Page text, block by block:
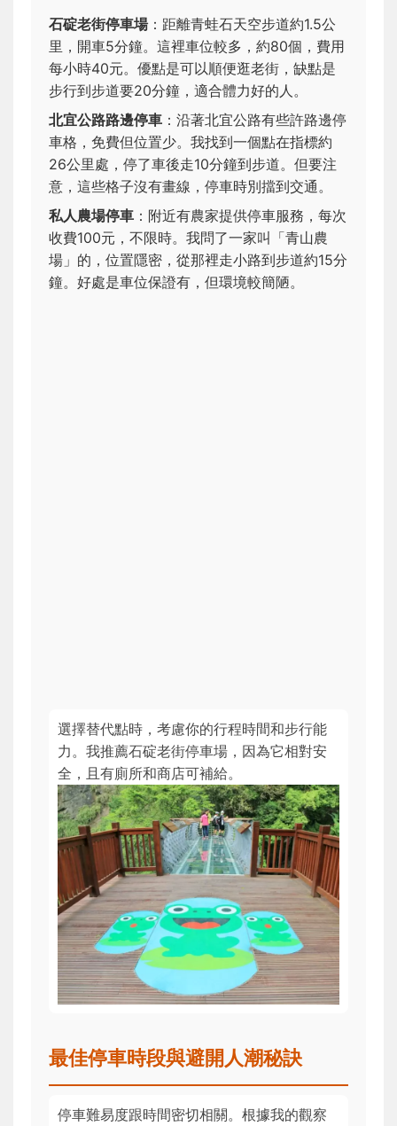
石碇老街停車場：距離青蛙石天空步道約1.5公
里，開車5分鐘。這裡車位較多，約80個，費用
每小時40元。優點是可以順便逛老街，缺點是
步行到步道要20分鐘，適合體力好的人。
北宜公路路邊停車 ：沿著北宜公路有些許路邊停
車格，免費但位置少。我找到一個點在指標約
26公里處，停了車後走10分鐘到步道。但要注
意，這些格子沒有畫線，停車時別擋到交通。
私人農場停車 ：附近有農家提供停車服務，每次
收費100元，不限時。我問了一家叫「青山農
場」的，位置隱密，從那裡走小路到步道約15分
鐘。好處是車位保證有，但環境較簡陋。
選擇替代點時，考慮你的行程時間和步行能
力。我推薦石碇老街停車場，因為它相對安
全，且有廁所和商店可補給。
最佳停車時段與避開人潮秘訣
停車難易度跟時間密切相關。根據我的觀察